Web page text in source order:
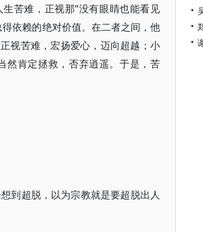
苦难，正视那“没有眼睛也能看见
依赖的绝对价值。在二者之间，他
视苦难，宏扬爱心，迈向超越；小
然肯定拯救，否弃逍遥。于是，苦
到超脱，以为宗教就是要超脱出人